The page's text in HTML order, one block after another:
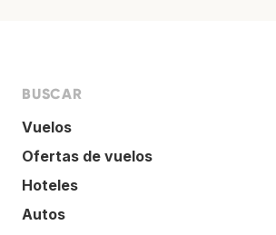
BUSCAR
Vuelos
Ofertas de vuelos
Hoteles
Autos